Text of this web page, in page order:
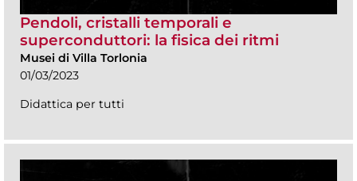
Pendoli, cristalli temporali e
superconduttori: la fisica dei ritmi
Musei di Villa Torlonia
01/03/2023
Didattica per tutti